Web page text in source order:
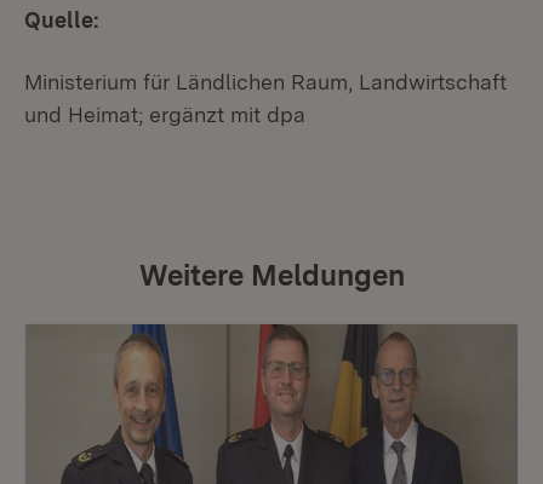
Quelle:
Ministerium für Ländlichen Raum, Landwirtschaft
und Heimat; ergänzt mit dpa
Weitere Meldungen